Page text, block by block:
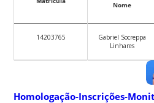
Nome
14203765
Gabriel Socreppa
Linhares
Homologação-Inscrições-